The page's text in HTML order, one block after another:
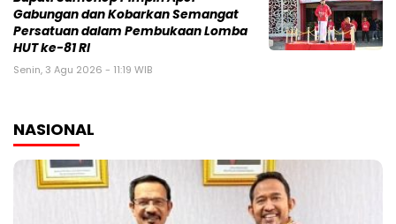
Gabungan dan Kobarkan Semangat
Persatuan dalam Pembukaan Lomba
HUT ke-81 RI
Senin, 3 Agu 2026 - 11:19 WIB
NASIONAL